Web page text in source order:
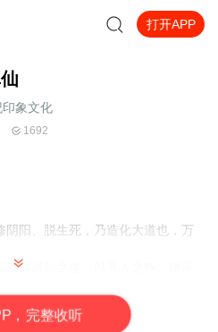
打开APP
印象文化
1692
阳、脱生死，乃造化大道也，万
偶得器仙之道，以凡人之躯，碾压
P，完整收听